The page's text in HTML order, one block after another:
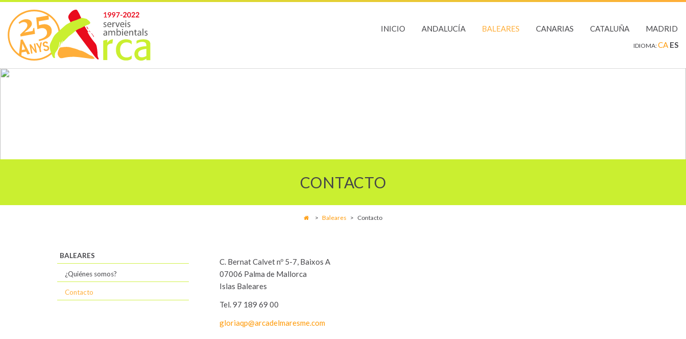
INICIO ANDALUCÍA BALEARES CANARIAS CATALUÑA MADRID
IDIOMA:CA ES
CONTACTO
> Baleares > Contacto
BALEARES
¿Quiénes somos?
Contacto
C. Bernat Calvet nº 5-7, Baixos A
07006 Palma de Mallorca
Islas Baleares
Tel. 97 189 69 00
gloriaqp@arcadelmaresme.com